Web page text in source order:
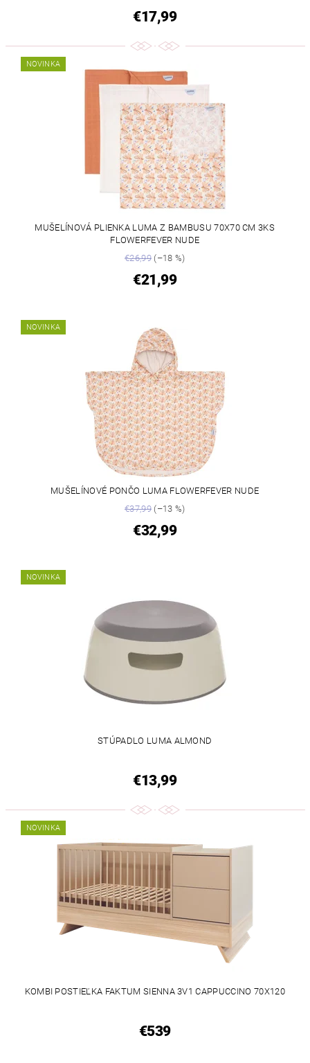
€17,99
NOVINKA
MUŠELÍNOVÁ PLIENKA LUMA Z BAMBUSU 70X70 CM 3KS
FLOWERFEVER NUDE
€26,99(–18 %)
€21,99
NOVINKA
MUŠELÍNOVÉ PONČO LUMA FLOWERFEVER NUDE
€37,99(–13 %)
€32,99
NOVINKA
STÚPADLO LUMA ALMOND
€13,99
NOVINKA
KOMBI POSTIEĽKA FAKTUM SIENNA 3V1 CAPPUCCINO 70X120
€539